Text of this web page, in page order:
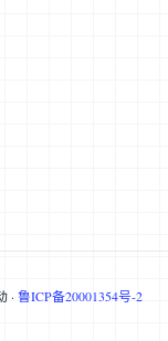
· 鲁ICP备20001354号-2